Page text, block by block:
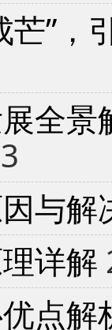
芒”，
全
与解
详解
点解